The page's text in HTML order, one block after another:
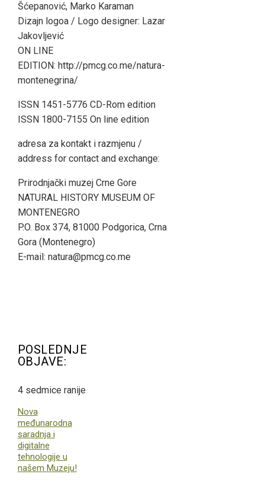
Šćepanović, Marko Karaman
Dizajn logoa / Logo designer: Lazar
Jakovljević
ON LINE
EDITION: http://pmcg.co.me/natura-
montenegrina/
ISSN 1451-5776 CD-Rom edition
ISSN 1800-7155 On line edition
adresa za kontakt i razmjenu /
address for contact and exchange:
Prirodnjački muzej Crne Gore
NATURAL HISTORY MUSEUM OF
MONTENEGRO
P.O. Box 374, 81000 Podgorica, Crna
Gora (Montenegro)
E-mail: natura@pmcg.co.me
POSLEDNJE
OBJAVE:
4 sedmice ranije
Nova
međunarodna
saradnja i
digitalne
tehnologije u
našem Muzeju!